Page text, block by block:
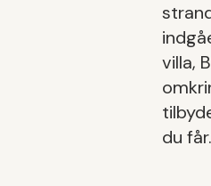
villa,
du får.